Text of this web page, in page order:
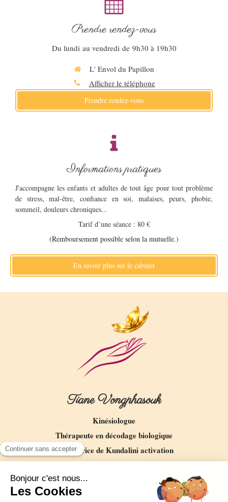
Prendre rendez-vous
Du lundi au vendredi de 9h30 à 19h30
L' Envol du Papillon
Afficher le téléphone
Prendre rendez-vous
Informations pratiques
J'accompagne les enfants et adultes de tout âge pour tout problème
de stress, mal-être, confiance en soi, malaises, peurs, phobie,
sommeil, douleurs chroniques...
Tarif d’une séance : 80 €
(Remboursement possible selon la mutuelle.)
En savoir plus sur le cabinet
Tiane Vongphasouk
Kinésiologue
Thérapeute en décodage biologique
Facilitatrice de Kundalini activation
L' Envol du Papillon
Rue Monticelli
Vitrolles